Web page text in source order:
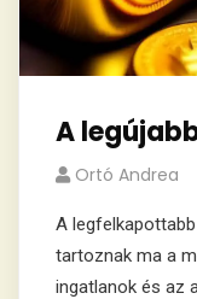
A
Ortó Andrea
A
tartoznak ma a
ingatlanok és az